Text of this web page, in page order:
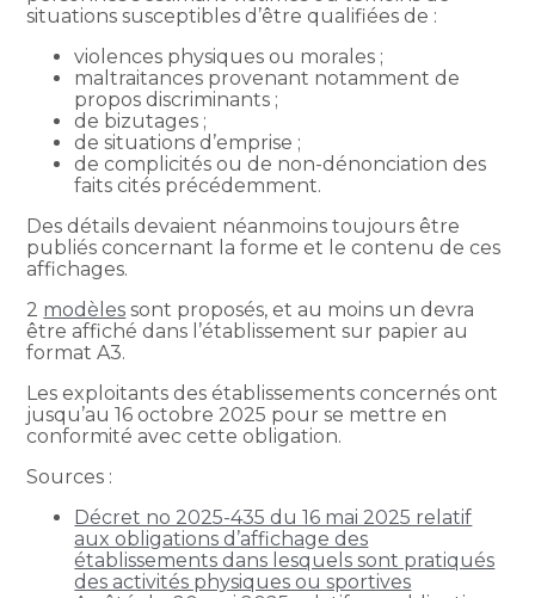
situations susceptibles d’être qualifiées de :
violences physiques ou morales ;
maltraitances provenant notamment de
propos discriminants ;
de bizutages ;
de situations d’emprise ;
de complicités ou de non-dénonciation des
faits cités précédemment.
Des détails devaient néanmoins toujours être
publiés concernant la forme et le contenu de ces
affichages.
2 modèles sont proposés, et au moins un devra
être affiché dans l’établissement sur papier au
format A3.
Les exploitants des établissements concernés ont
jusqu’au 16 octobre 2025 pour se mettre en
conformité avec cette obligation.
Sources :
Décret no 2025-435 du 16 mai 2025 relatif
aux obligations d’affichage des
établissements dans lesquels sont pratiqués
des activités physiques ou sportives